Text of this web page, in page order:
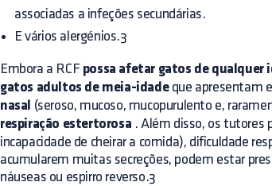
associadas a infeções secundárias.
E vários alergénios.3
Embora a RCF possa afetar gatos de qualquer
gatos adultos de meia-idadeque apresentam
nasal (seroso, mucoso, mucopurulento e,
respiração estertorosa . Além disso, os tutores
incapacidade de cheirar a comida), dificuldade
acumularem muitas secreções, podem estar
náuseas ou espirro reverso.3